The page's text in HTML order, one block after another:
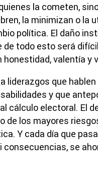
la cometen,
la minimizan o la
política. El daño
de todo esto será
honestidad, valentía y
liderazgos que hablen
y que
cálculo electoral. El
de los mayores
Y cada día que
consecuencias, se